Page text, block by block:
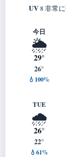
UV8 非常
今日
🌦️
29°
26°
💧100%
TUE
🌧️
26°
22°
💧61%